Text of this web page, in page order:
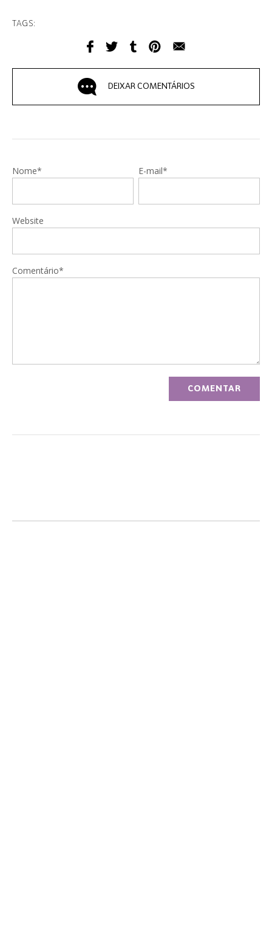
TAGS:
DEIXAR COMENTÁRIOS
Nome* E-mail*
Website
Comentário*